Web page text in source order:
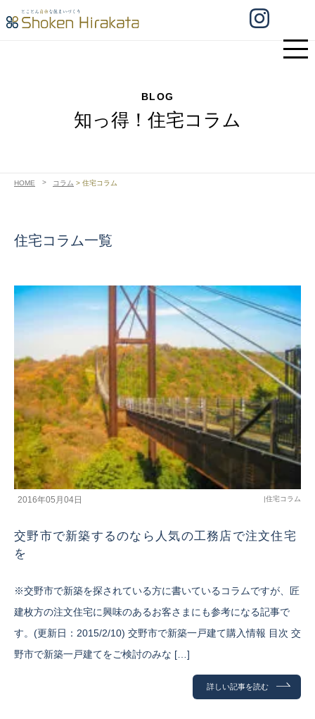
BLOG
知っ得！住宅コラム
HOME コラム > 住宅コラム
住宅コラム一覧
2016年05月04日 住宅コラム
交野市で新築するのなら人気の工務店で注文住宅
を
※交野市で新築を探されている方に書いているコラムですが、匠
建枚方の注文住宅に興味のあるお客さまにも参考になる記事で
す。(更新日：2015/2/10) 交野市で新築一戸建て購入情報 目次 交
野市で新築一戸建てをご検討のみな […]
詳しい記事を読む